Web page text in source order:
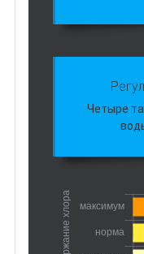
Четыре